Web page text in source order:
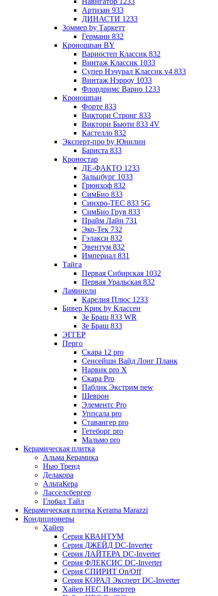
Артизан 933
ДИНАСТИ 1233
Зоммер by Таркетт
Германи 832
Кроношпан BY
Вариостеп Классик 832
Винтаж Классик 1033
Супер Нэчурал Классик v4 833
Винтаж Нэрроу 1033
Флордримс Варио 1233
Кроношпан
Форте 833
Виктори Стронг 833
Виктори Бьюти 833 4V
Кастелло 832
Эксперт-про by Юнилин
Бариста 833
Кроностар
ДЕ-ФАКТО 1233
Зальцбург 1033
Грюнхоф 832
СимБио 833
Синхро-TEC 833 5G
СимБио Грув 833
Прайм Лайн 731
Эко-Тек 732
Гэлакси 832
Эвентум 832
Империал 831
Тайга
Первая Сибирская 1032
Первая Уральская 832
Ламинели
Карелия Плюс 1233
Бивер Крик by Классен
Зе Браш 833 WR
Зе Браш 833
ЭГГЕР
Перго
Скара 12 pro
Сенсейшн Вайд Лонг Планк
Нарвик pro X
Скара Pro
Паблик Экстрим new
Шеврон
Элементс Pro
Уппсала pro
Ставангер pro
Гетеборг pro
Мальмо pro
Керамическая плитка
Альма Керамика
Нью Тренд
Делакора
АльтаКера
Ласселсбергер
Глобал Тайл
Керамическая плитка Kerama Marazzi
Кондиционеры
Хайер
Серия КВАНТУМ
Серия ДЖЕЙД DC-Inverter
Серия ЛАЙТЕРА DC-Inverter
Серия ФЛЕКСИС DC-Inverter
Серия СПИРИТ On/Off
Серия КОРАЛ Эксперт DC-Inverter
Хайер HEC Инвертер